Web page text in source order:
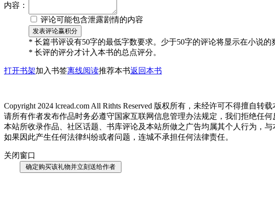
内容：
评论可能包含泄露剧情的内容
* 长篇书评设有50字的最低字数要求。少于50字的评论将显示在小说的
* 长评的评分才计入本书的总点评分。
打开书架加入书签离线阅读推荐本书返回本书
Copyright 2024 lcread.com All Rithts Reserved 版权所有，未经许可不得擅自转载
请所有作者发布作品时务必遵守国家互联网信息管理办法规定，我们拒绝任
本站所收录作品、社区话题、书库评论及本站所做之广告均属其个人行为，与
如果因此产生任何法律纠纷或者问题，连城不承担任何法律责任。
关闭窗口